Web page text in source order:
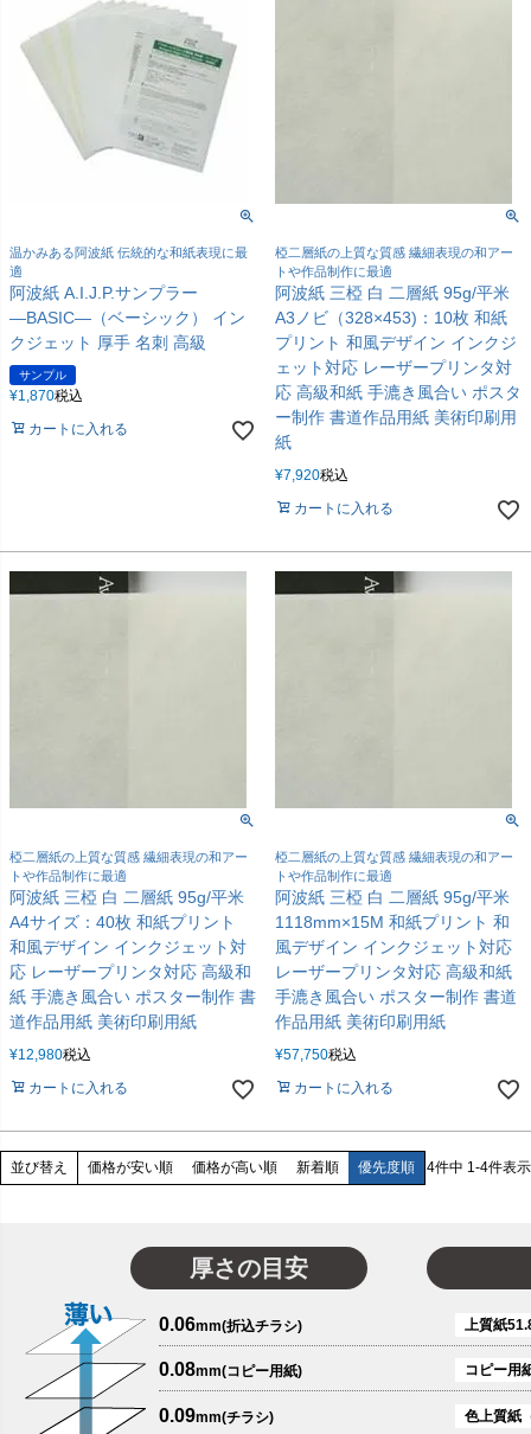
温かみある阿波紙 伝統的な和紙表現に最
適
阿波紙 A.I.J.P.サンプラー
―BASIC―（ベーシック） イン
クジェット 厚手 名刺 高級
サンプル
¥1,870税込
カートに入れる
椏二層紙の上質な質感 繊細表現の和アー
トや作品制作に最適
阿波紙 三椏 白 二層紙 95g/平米
A3ノビ（328×453)：10枚 和紙
プリント 和風デザイン インクジ
ェット対応 レーザープリンタ対
応 高級和紙 手漉き風合い ポスタ
ー制作 書道作品用紙 美術印刷用
紙
¥7,920税込
カートに入れる
椏二層紙の上質な質感 繊細表現の和アー
トや作品制作に最適
阿波紙 三椏 白 二層紙 95g/平米
A4サイズ：40枚 和紙プリント
和風デザイン インクジェット対
応 レーザープリンタ対応 高級和
紙 手漉き風合い ポスター制作 書
道作品用紙 美術印刷用紙
¥12,980税込
カートに入れる
椏二層紙の上質な質感 繊細表現の和アー
トや作品制作に最適
阿波紙 三椏 白 二層紙 95g/平米
1118mm×15M 和紙プリント 和
風デザイン インクジェット対応
レーザープリンタ対応 高級和紙
手漉き風合い ポスター制作 書道
作品用紙 美術印刷用紙
¥57,750税込
カートに入れる
並び替え 価格が安い順 価格が高い順 新着順 優先度順 4件中 1-4件表示
厚さの目安
0.06mm(折込チラシ) 上質紙
0.08mm(コピー用紙) コピー用
0.09mm(チラシ) 色上質紙